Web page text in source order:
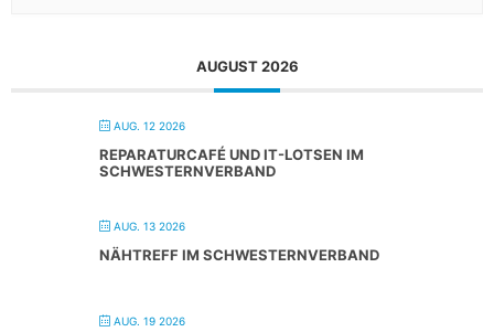
AUGUST 2026
AUG. 12 2026
REPARATURCAFÉ UND IT-LOTSEN IM
SCHWESTERNVERBAND
AUG. 13 2026
NÄHTREFF IM SCHWESTERNVERBAND
AUG. 19 2026